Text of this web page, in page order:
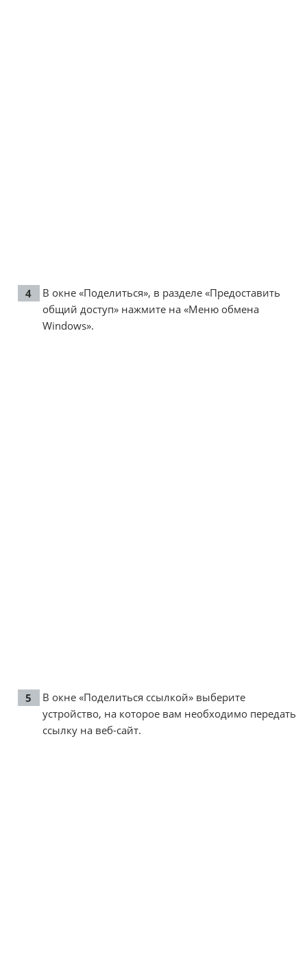
В окне «Поделиться», в разделе «Предоставить
общий доступ» нажмите на «Меню обмена
Windows».
В окне «Поделиться ссылкой» выберите
устройство, на которое вам необходимо передать
ссылку на веб-сайт.